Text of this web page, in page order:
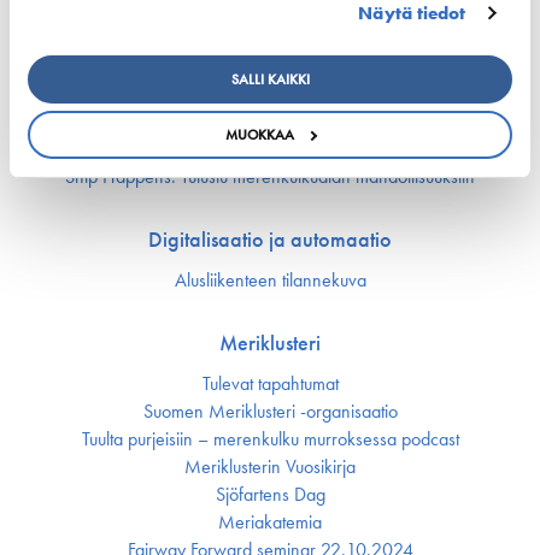
Näytä tiedot
SALLI KAIKKI
MUOKKAA
Suomen Varustamoiden Yrityskylä
Merenkulun HarjoitteluMylly
Ship Happens: Tutustu merenkulkualan mahdollisuuksiin
Digitalisaatio ja automaatio
Alusliikenteen tilannekuva
Meriklusteri
Tulevat tapahtumat
Suomen Meriklusteri -organisaatio
Tuulta purjeisiin – merenkulku murroksessa podcast
Meriklusterin Vuosikirja
Sjöfartens Dag
Meriakatemia
Fairway Forward seminar 22.10.2024